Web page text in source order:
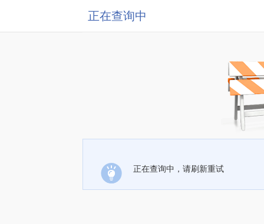
正在查询中
正在查询中，请刷新重试